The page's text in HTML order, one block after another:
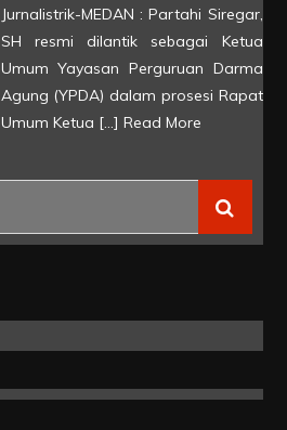
Siregar
Setelah
Resmi
Sebagai
YPDA
Jurnalistrik-MEDAN : Partahi Siregar,
SH resmi dilantik sebagai Ketua
Umum Yayasan Perguruan Darma
Agung (YPDA) dalam prosesi Rapat
Umum Ketua […] Read More